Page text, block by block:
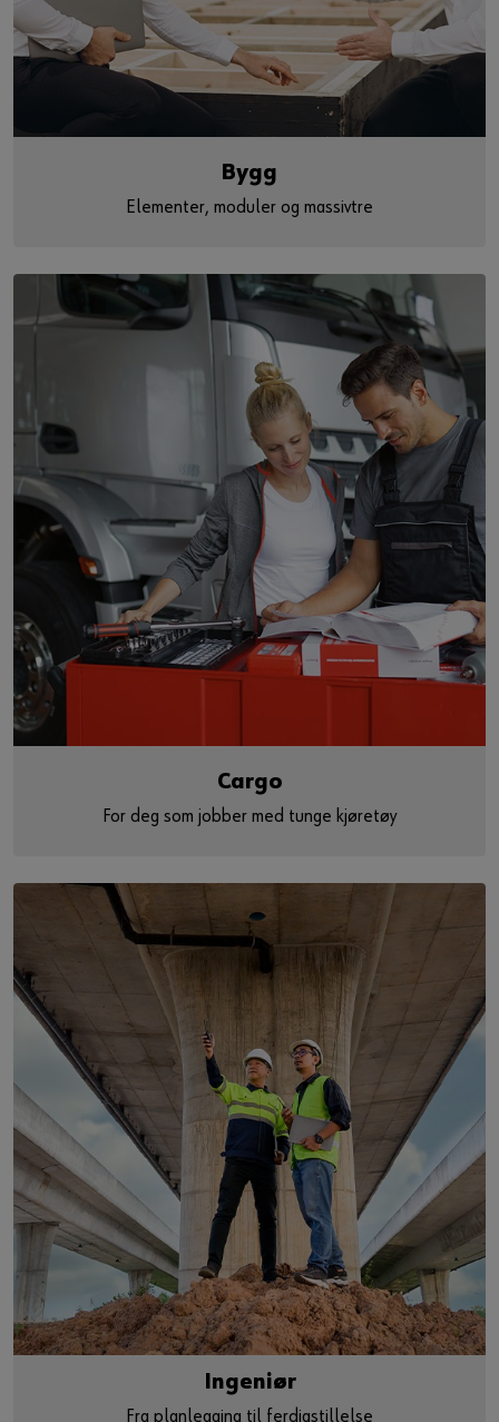
Bygg
Elementer, moduler og massivtre
Cargo
For deg som jobber med tunge kjøretøy
Ingeniør
Fra planlegging til ferdigstillelse